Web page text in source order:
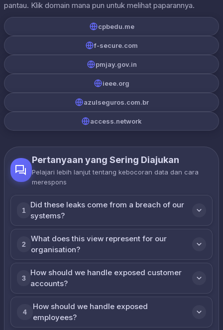
pantau. Klik domain mana pun untuk melihat paparannya.
cpbedu.me
f-secure.com
pmjay.gov.in
ieee.org
azulseguros.com.br
access.network
Pertanyaan yang Sering Diajukan
Pelajari lebih lanjut tentang kebocoran data dan cara
merespons
1
Did these leaks come from a breach of our
systems?
2
What does this view represent for our
organisation?
3
How should we handle exposed customer
accounts?
4
How should we handle exposed
employees?